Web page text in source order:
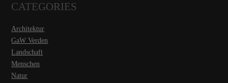
CATEGORIES
Architektur
GaW Verden
Landschaft
Menschen
Natur